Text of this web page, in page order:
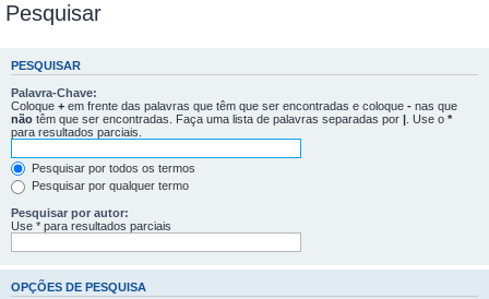
Pesquisar
PESQUISAR
Palavra-Chave:
Coloque + em frente das palavras que têm que ser encontradas e coloque - nas que
não têm que ser encontradas. Faça uma lista de palavras separadas por | . Use o *
para resultados parciais.
Pesquisar por todos os termos
Pesquisar por qualquer termo
Pesquisar por autor:
Use * para resultados parciais
OPÇÕES DE PESQUISA